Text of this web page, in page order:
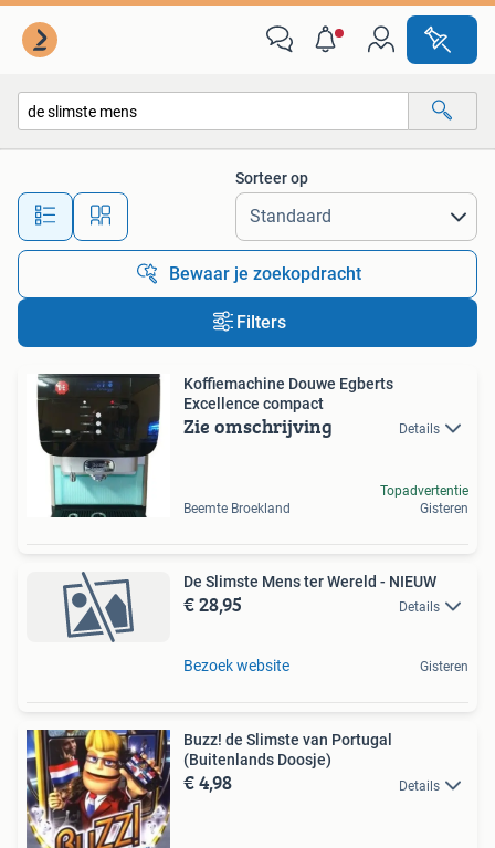
Alle afstanden…
Sorteer op
Bewaar je zoekopdracht
Filters
Koffiemachine Douwe Egberts
Excellence compact
Zie omschrijving Details
Beemte Broekland
Topadvertentie
Gisteren
De Slimste Mens ter Wereld - NIEUW
€ 28,95 Details
Bezoek website Gisteren
Buzz! de Slimste van Portugal
(Buitenlands Doosje)
€ 4,98 Details